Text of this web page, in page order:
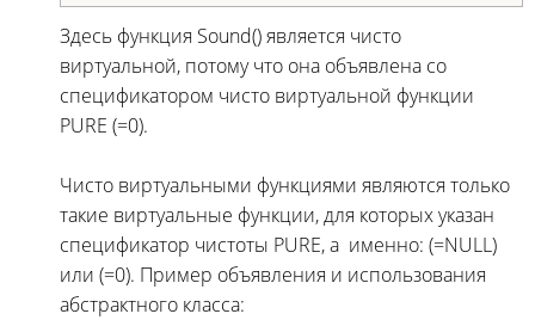
Здесь функция Sound() является чисто
виртуальной, потому что она объявлена со
спецификатором чисто виртуальной функции
PURE (=0).
Чисто виртуальными функциями являются только
такие виртуальные функции, для которых указан
спецификатор чистоты PURE, а именно: (=NULL)
или (=0). Пример объявления и использования
абстрактного класса: